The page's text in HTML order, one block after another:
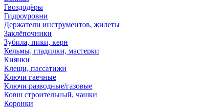
Гвоздодёры
Гидроуровни
Держатели инструментов, жилеты
Заклёпочники
Зубила, пики, керн
Кельмы, гладилки, мастерки
Киянки
Клещи, пассатижи
Ключи гаечные
Ключи разводные/газовые
Ковш строительный, чашки
Коронки